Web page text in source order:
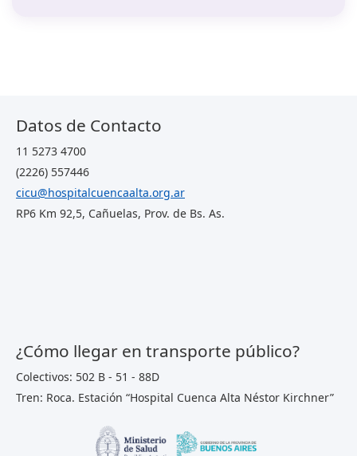
Datos de Contacto
11 5273 4700
(2226) 557446
cicu@hospitalcuencaalta.org.ar
RP6 Km 92,5, Cañuelas, Prov. de Bs. As.
¿Cómo llegar en transporte público?
Colectivos: 502 B - 51 - 88D
Tren: Roca. Estación “Hospital Cuenca Alta Néstor Kirchner”